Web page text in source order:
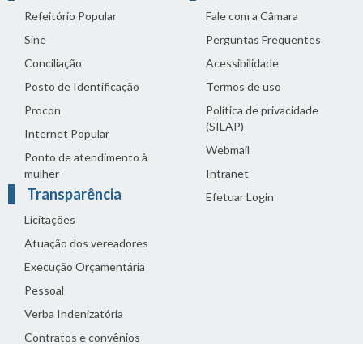
Refeitório Popular
Sine
Conciliação
Posto de Identificação
Procon
Internet Popular
Ponto de atendimento à
mulher
Transparência
Licitações
Atuação dos vereadores
Execução Orçamentária
Pessoal
Verba Indenizatória
Contratos e convênios
Fale com a Câmara
Perguntas Frequentes
Acessibilidade
Termos de uso
Política de privacidade
(SILAP)
Webmail
Intranet
Efetuar Login